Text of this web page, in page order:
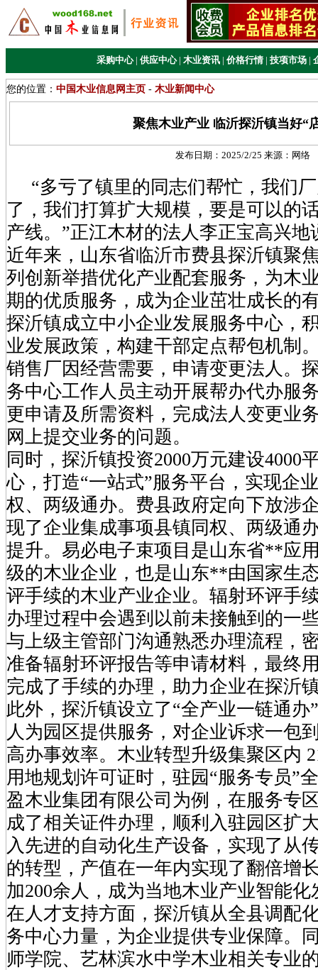
采购中心 | 供应中心 | 木业资讯 | 价格行情 | 技项市场 |
您的位置： 中国木业信息网主页 - 木业新闻中心
聚焦木业产业 临沂探沂镇当好“
发布日期：2025/2/25 来源： 网络
“多亏了镇里的同志们帮忙，我们
了，我们打算扩大规模，要是可以的
产线。”正江木材的法人李正宝高兴地
近年来，山东省临沂市费县探沂镇聚
列创新举措优化产业配套服务，为木
期的优质服务，成为企业茁壮成长的
探沂镇成立中小企业发展服务中心，
业发展政策，构建干部定点帮包机制
销售厂因经营需要，申请变更法人。
务中心工作人员主动开展帮办代办服
更申请及所需资料，完成法人变更业
网上提交业务的问题。
同时，探沂镇投资2000万元建设4000
心，打造“一站式”服务平台，实现企
权、两级通办。费县政府定向下放涉
现了企业集成事项县镇同权、两级通
提升。易必电子束项目是山东省**应
级的木业企业，也是山东**由国家生
评手续的木业产业企业。辐射环评手
办理过程中会遇到以前未接触到的一
与上级主管部门沟通熟悉办理流程，
准备辐射环评报告等申请材料，最终
完成了手续的办理，助力企业在探沂
此外，探沂镇设立了“全产业一链通办
人为园区提供服务，对企业诉求一包
高办事效率。木业转型升级集聚区内
用地规划许可证时，驻园“服务专员”
盈木业集团有限公司为例，在服务专
成了相关证件办理，顺利入驻园区扩
入先进的自动化生产设备，实现了从
的转型，产值在一年内实现了翻倍增
加200余人，成为当地木业产业智能
在人才支持方面，探沂镇从全县调配
务中心力量，为企业提供专业保障。
师学院、艺林滨水中学木业相关专业